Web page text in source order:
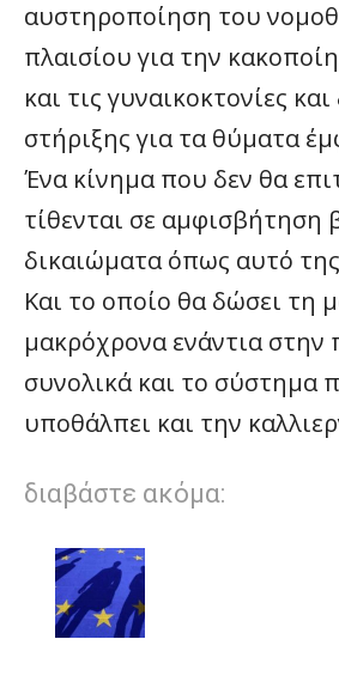
αυστηροποίηση του
πλαισίου για την
και τις γυναικοκτονίες
στήριξης για τα θύματα
Ένα κίνημα που δεν θα
τίθενται σε αμφισβήτηση
δικαιώματα όπως αυτό
Και το οποίο θα δώσει τη
μακρόχρονα ενάντια στην
συνολικά και το σύστημα
υποθάλπει και την
διαβάστε ακόμα: